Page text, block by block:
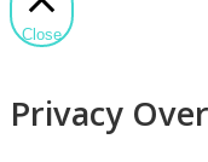
Close
Privacy